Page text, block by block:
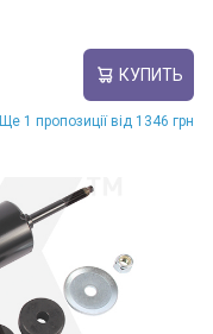
КУПИТЬ
Ще 1 пропозиції від 1346 грн